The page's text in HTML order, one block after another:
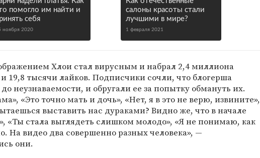
помогло им найти и
себя
ноября 2020
салоны красоты стали
лучшими в мире?
1 февраля 2021
Хлои стал вирусным и набрал 2,4 миллиона
19,8 тысячи лайков. Подписчики сочли, что блогерша
неузнаваемости, и обругали ее за попытку обмануть их.
«Это точно мать и дочь», «Нет, я в это не верю, извините»,
выставить нас дураками? Видно же, что в начале
«Ты стала выглядеть слишком молодо», «Я не понимаю, как
На видео два совершенно разных человека», —
они.